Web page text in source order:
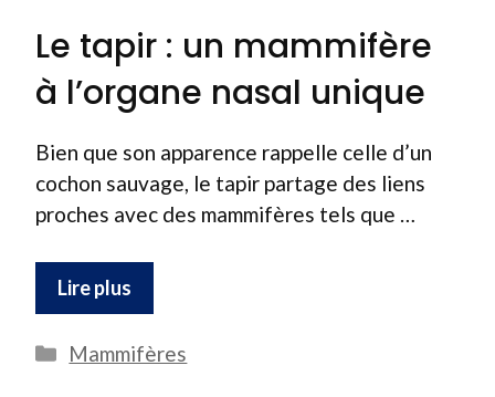
Le tapir : un mammifère
à l’organe nasal unique
Bien que son apparence rappelle celle d’un
cochon sauvage, le tapir partage des liens
proches avec des mammifères tels que …
Lire plus
Catégories
Mammifères